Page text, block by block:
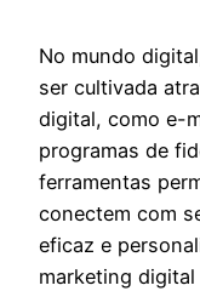
No mundo
ser cultivada
digital, como e-
programas de
ferramentas
conectem com
eficaz e
marketing